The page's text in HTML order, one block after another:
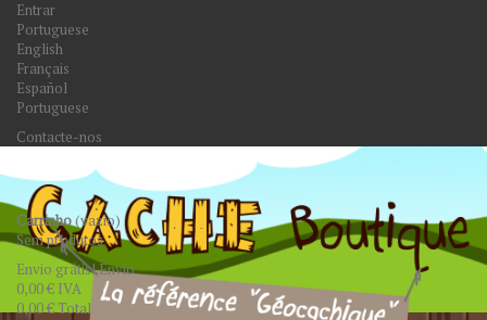
Entrar
Portuguese
English
Français
Español
Portuguese
Contacte-nos
Carrinho(vazio)
Sem produtos
Envio grátis!Envio
0,00 € IVA
0,00 €Total